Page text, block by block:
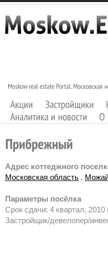
Адрес коттеджного
Московская область ,
Параметры посёлка
Срок сдачи: 4 квартал, 2010
Застройщик/девелопер/